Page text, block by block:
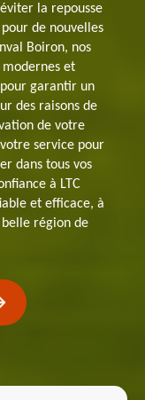
la repousse
de nouvelles
Boiron, nos
et
garantir un
des raisons de
de votre
service pour
dans tous vos
à LTC
et efficace, à
belle région de